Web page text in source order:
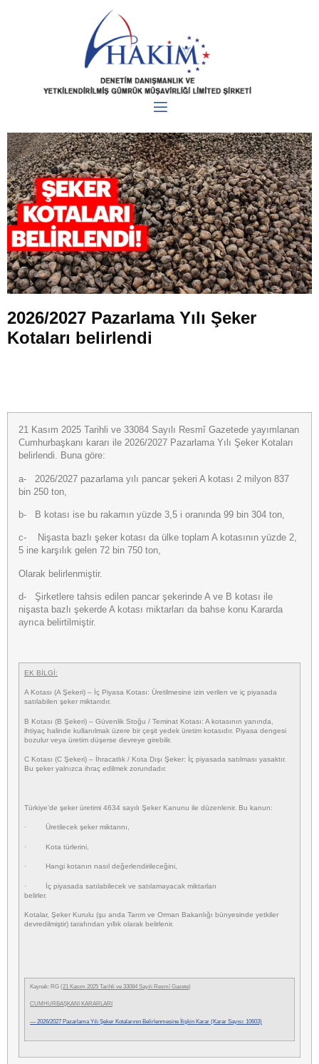
2026/2027 Pazarlama Yılı Şeker
Kotaları belirlendi
21 Kasım 2025 Tarihli ve 33084 Sayılı Resmî Gazetede yayımlanan
Cumhurbaşkanı kararı ile 2026/2027 Pazarlama Yılı Şeker Kotaları
belirlendi. Buna göre:
a- 2026/2027 pazarlama yılı pancar şekeri A kotası 2 milyon 837
bin 250 ton,
b- B kotası ise bu rakamın yüzde 3,5 i oranında 99 bin 304 ton,
c- Nişasta bazlı şeker kotası da ülke toplam A kotasının yüzde 2,
5 ine karşılık gelen 72 bin 750 ton,
Olarak belirlenmiştir.
d- Şirketlere tahsis edilen pancar şekerinde A ve B kotası ile
nişasta bazlı şekerde A kotası miktarları da bahse konu Kararda
ayrıca belirtilmiştir.
EK BİLGİ:
A Kotası (A Şekeri) – İç Piyasa Kotası: Üretilmesine izin verilen ve iç piyasada
satılabilen şeker miktarıdır.
B Kotası (B Şekeri) – Güvenlik Stoğu / Teminat Kotası: A kotasının yanında,
ihtiyaç halinde kullanılmak üzere bir çeşit yedek üretim kotasıdır. Piyasa dengesi
bozulur veya üretim düşerse devreye girebilir.
C Kotası (C Şekeri) – İhracatlık / Kota Dışı Şeker: İç piyasada satılması yasaktır.
Bu şeker yalnızca ihraç edilmek zorundadır.
Türkiye’de şeker üretimi 4634 sayılı Şeker Kanunu ile düzenlenir. Bu kanun:
· Üretilecek şeker miktarını,
· Kota türlerini,
· Hangi kotanın nasıl değerlendirileceğini,
· İç piyasada satılabilecek ve satılamayacak miktarları
belirler.
Kotalar, Şeker Kurulu (şu anda Tarım ve Orman Bakanlığı bünyesinde yetkiler
devredilmiştir) tarafından yıllık olarak belirlenir.
Kaynak: RG (21 Kasım 2025 Tarihli ve 33084 Sayılı Resmî Gazete)
CUMHURBAŞKANI KARARLARI
–– 2026/2027 Pazarlama Yılı Şeker Kotalarının Belirlenmesine İlişkin Karar (Karar Sayısı: 10603)